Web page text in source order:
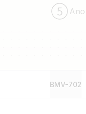
BMV-702